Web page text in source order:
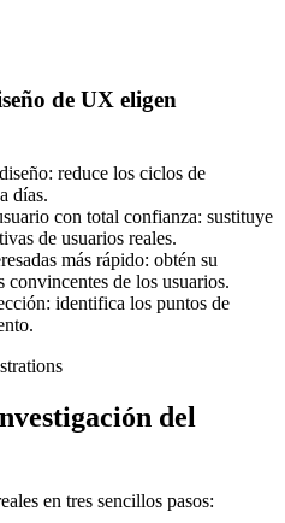
de UX eligen
reduce los ciclos de
días.
con total confianza: sustituye
de usuarios reales.
más rápido: obtén su
de los usuarios.
identifica los puntos de
del
en tres sencillos pasos: